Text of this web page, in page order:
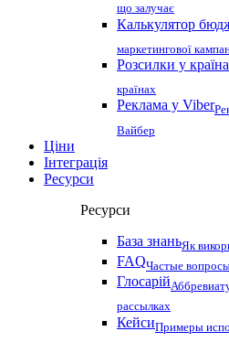
що залучає
Калькулятор
маркетингової
Розсилки у
країнах
Реклама у Viber
Вайбер
Ціни
Інтеграція
Ресурси
Ресурси
База знаньЯк
FAQЧастые
Глосарій
рассылках
КейсиПримеры